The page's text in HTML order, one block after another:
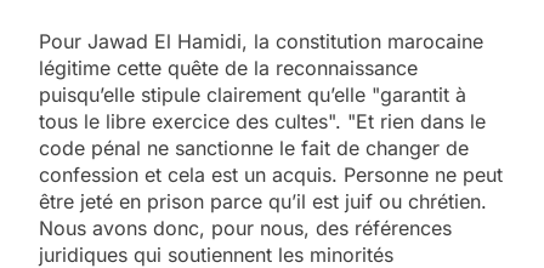
Pour Jawad El Hamidi, la constitution marocaine
légitime cette quête de la reconnaissance
puisqu’elle stipule clairement qu’elle "garantit à
tous le libre exercice des cultes". "Et rien dans le
code pénal ne sanctionne le fait de changer de
confession et cela est un acquis. Personne ne peut
être jeté en prison parce qu’il est juif ou chrétien.
Nous avons donc, pour nous, des références
juridiques qui soutiennent les minorités